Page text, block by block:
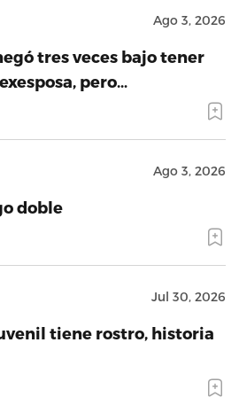
Ago 3, 2026
tres veces bajo tener
pero…
Ago 3, 2026
doble
Jul 30, 2026
tiene rostro, historia